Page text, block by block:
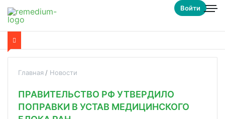
Войти
Главная Новости
ПРАВИТЕЛЬСТВО РФ УТВЕРДИЛО
ПОПРАВКИ В УСТАВ МЕДИЦИНСКОГО